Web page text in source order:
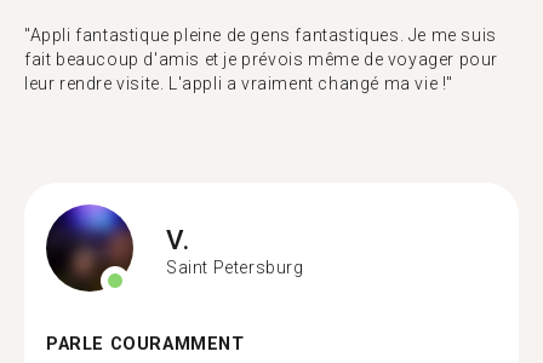
"Appli fantastique pleine de gens fantastiques. Je me suis
fait beaucoup d'amis et je prévois même de voyager pour
leur rendre visite. L'appli a vraiment changé ma vie !"
V.
Saint Petersburg
PARLE COURAMMENT